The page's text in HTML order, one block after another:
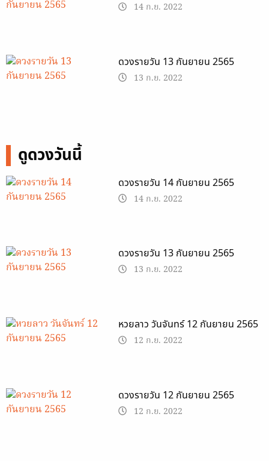
14 ก.ย. 2022
ดวงรายวัน 13 กันยายน 2565
13 ก.ย. 2022
ดูดวงวันนี้
ดวงรายวัน 14 กันยายน 2565
14 ก.ย. 2022
ดวงรายวัน 13 กันยายน 2565
13 ก.ย. 2022
หวยลาว วันจันทร์ 12 กันยายน 2565
12 ก.ย. 2022
ดวงรายวัน 12 กันยายน 2565
12 ก.ย. 2022